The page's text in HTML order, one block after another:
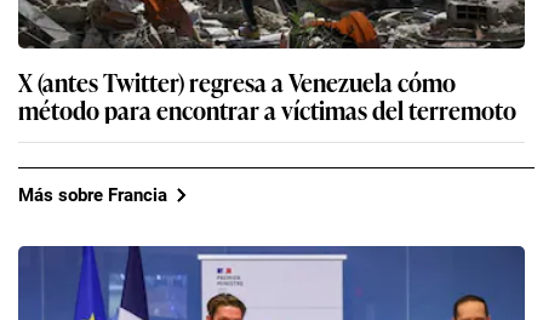
X (antes Twitter) regresa a Venezuela cómo
método para encontrar a víctimas del terremoto
Más sobre Francia